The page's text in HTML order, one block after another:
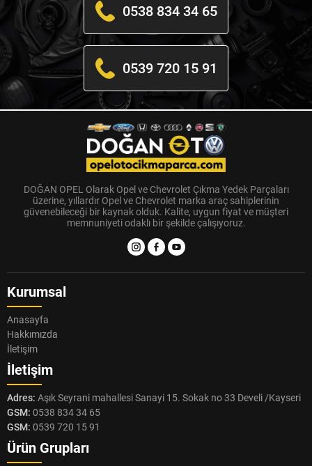
0538 834 34 65
0539 720 15 91
DOĞAN OPEL Olarak Opel ve Chevrolet Çıkma Yedek Parçaları
üzerine, yıllardır Opel ve Chevrolet marka araç sahiplerinin
güvenebileceği bir kaynak olduk. Kalite, uygun fiyat ve müşteri
memnuniyeti odaklı bir şekilde çalışıyoruz.
Kurumsal
Anasayfa
Hakkımızda
İletişim
İletişim
Adres: Aşık Seyrani mahallesi Sanayi 15. Sokak no 33 Develi /Kayseri
GSM: 0538 834 34 65
GSM: 0539 720 15 91
Ürün Grupları